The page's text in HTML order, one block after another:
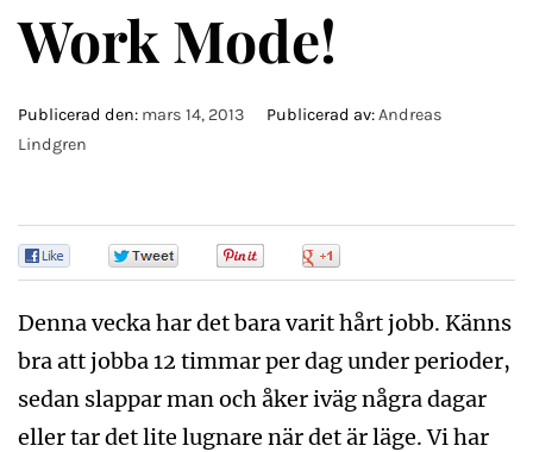
Work Mode!
Publicerad den: mars 14, 2013 Publicerad av:Andreas
Lindgren
Denna vecka har det bara varit hårt jobb. Känns
bra att jobba 12 timmar per dag under perioder,
sedan slappar man och åker iväg några dagar
eller tar det lite lugnare när det är läge. Vi har